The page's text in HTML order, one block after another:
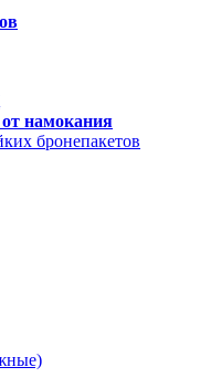
намокания
бронепакетов